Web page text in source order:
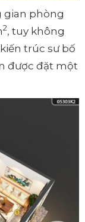
gian phòng
2, tuy không
trúc sư bố
được đặt một